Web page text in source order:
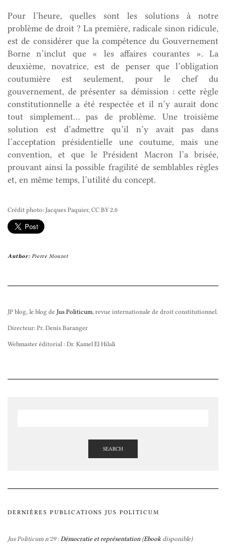
Pour l’heure, quelles sont les solutions à notre
problème de droit ? La première, radicale sinon ridicule,
est de considérer que la compétence du Gouvernement
Borne n’inclut que « les affaires courantes ». La
deuxième, novatrice, est de penser que l’obligation
coutumière est seulement, pour le chef du
gouvernement, de présenter sa démission : cette règle
constitutionnelle a été respectée et il n’y aurait donc
tout simplement… pas de problème. Une troisième
solution est d’admettre qu’il n’y avait pas dans
l’acceptation présidentielle une coutume, mais une
convention, et que le Président Macron l’a brisée,
prouvant ainsi la possible fragilité de semblables règles
et, en même temps, l’utilité du concept.
Crédit photo: Jacques Paquier, CC BY 2.0
Author: Pierre Mouzet
JP blog, le blog de Jus Politicum , revue internationale de droit constitutionnel.
Directeur: Pr. Denis Baranger
Webmaster éditorial : Dr. Kamel El Hilali
SEARCH
DERNIÈRES PUBLICATIONS JUS POLITICUM
Jus Politicum n°29: Démocratie et représentation (Ebookdisponible)